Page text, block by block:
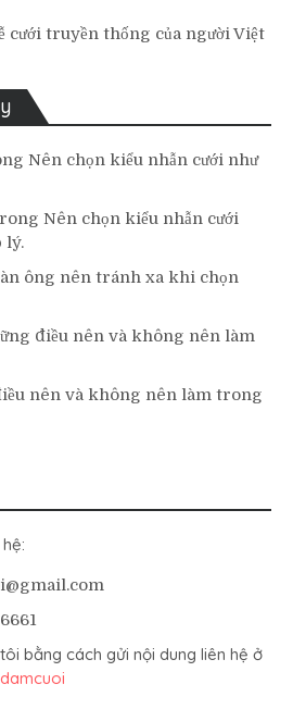
cưới truyền thống của người Việt
Nên chọn kiểu nhẫn cưới như
Nên chọn kiểu nhẫn cưới
lý.
ông nên tránh xa khi chọn
điều nên và không nên làm
nên và không nên làm trong
bằng cách gửi nội dung liên hệ ở